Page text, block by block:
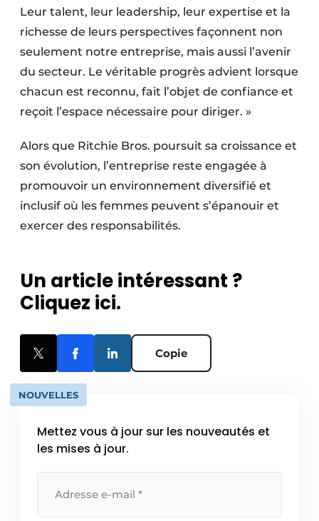
Leur talent, leur leadership, leur expertise et la
richesse de leurs perspectives façonnent non
seulement notre entreprise, mais aussi l’avenir
du secteur. Le véritable progrès advient lorsque
chacun est reconnu, fait l’objet de confiance et
reçoit l’espace nécessaire pour diriger. »
Alors que Ritchie Bros. poursuit sa croissance et
son évolution, l’entreprise reste engagée à
promouvoir un environnement diversifié et
inclusif où les femmes peuvent s’épanouir et
exercer des responsabilités.
Un article intéressant ?
Cliquez ici.
Copie
NOUVELLES
Mettez vous à jour sur les nouveautés et
les mises à jour.